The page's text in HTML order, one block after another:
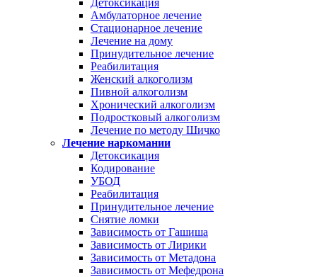
Детоксикация
Амбулаторное лечение
Стационарное лечение
Лечение на дому
Принудительное лечение
Реабилитация
Женский алкоголизм
Пивной алкоголизм
Хронический алкоголизм
Подростковый алкоголизм
Лечение по методу Шичко
Лечение наркомании
Детоксикация
Кодирование
УБОД
Реабилитация
Принудительное лечение
Снятие ломки
Зависимость от Гашиша
Зависимость от Лирики
Зависимость от Метадона
Зависимость от Мефедрона